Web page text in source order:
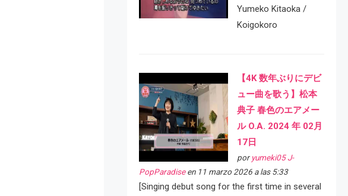
Yumeko Kitaoka /
Koigokoro
【4K 数年ぶりにデビ
ュー曲を歌う】松本
典子 春色のエアメー
ル O.A. 2024 年 02月
17日
por yumeki05 J-
PopParadiseen 11 marzo 2026 a las 5:33
[Singing debut song for the first time in several